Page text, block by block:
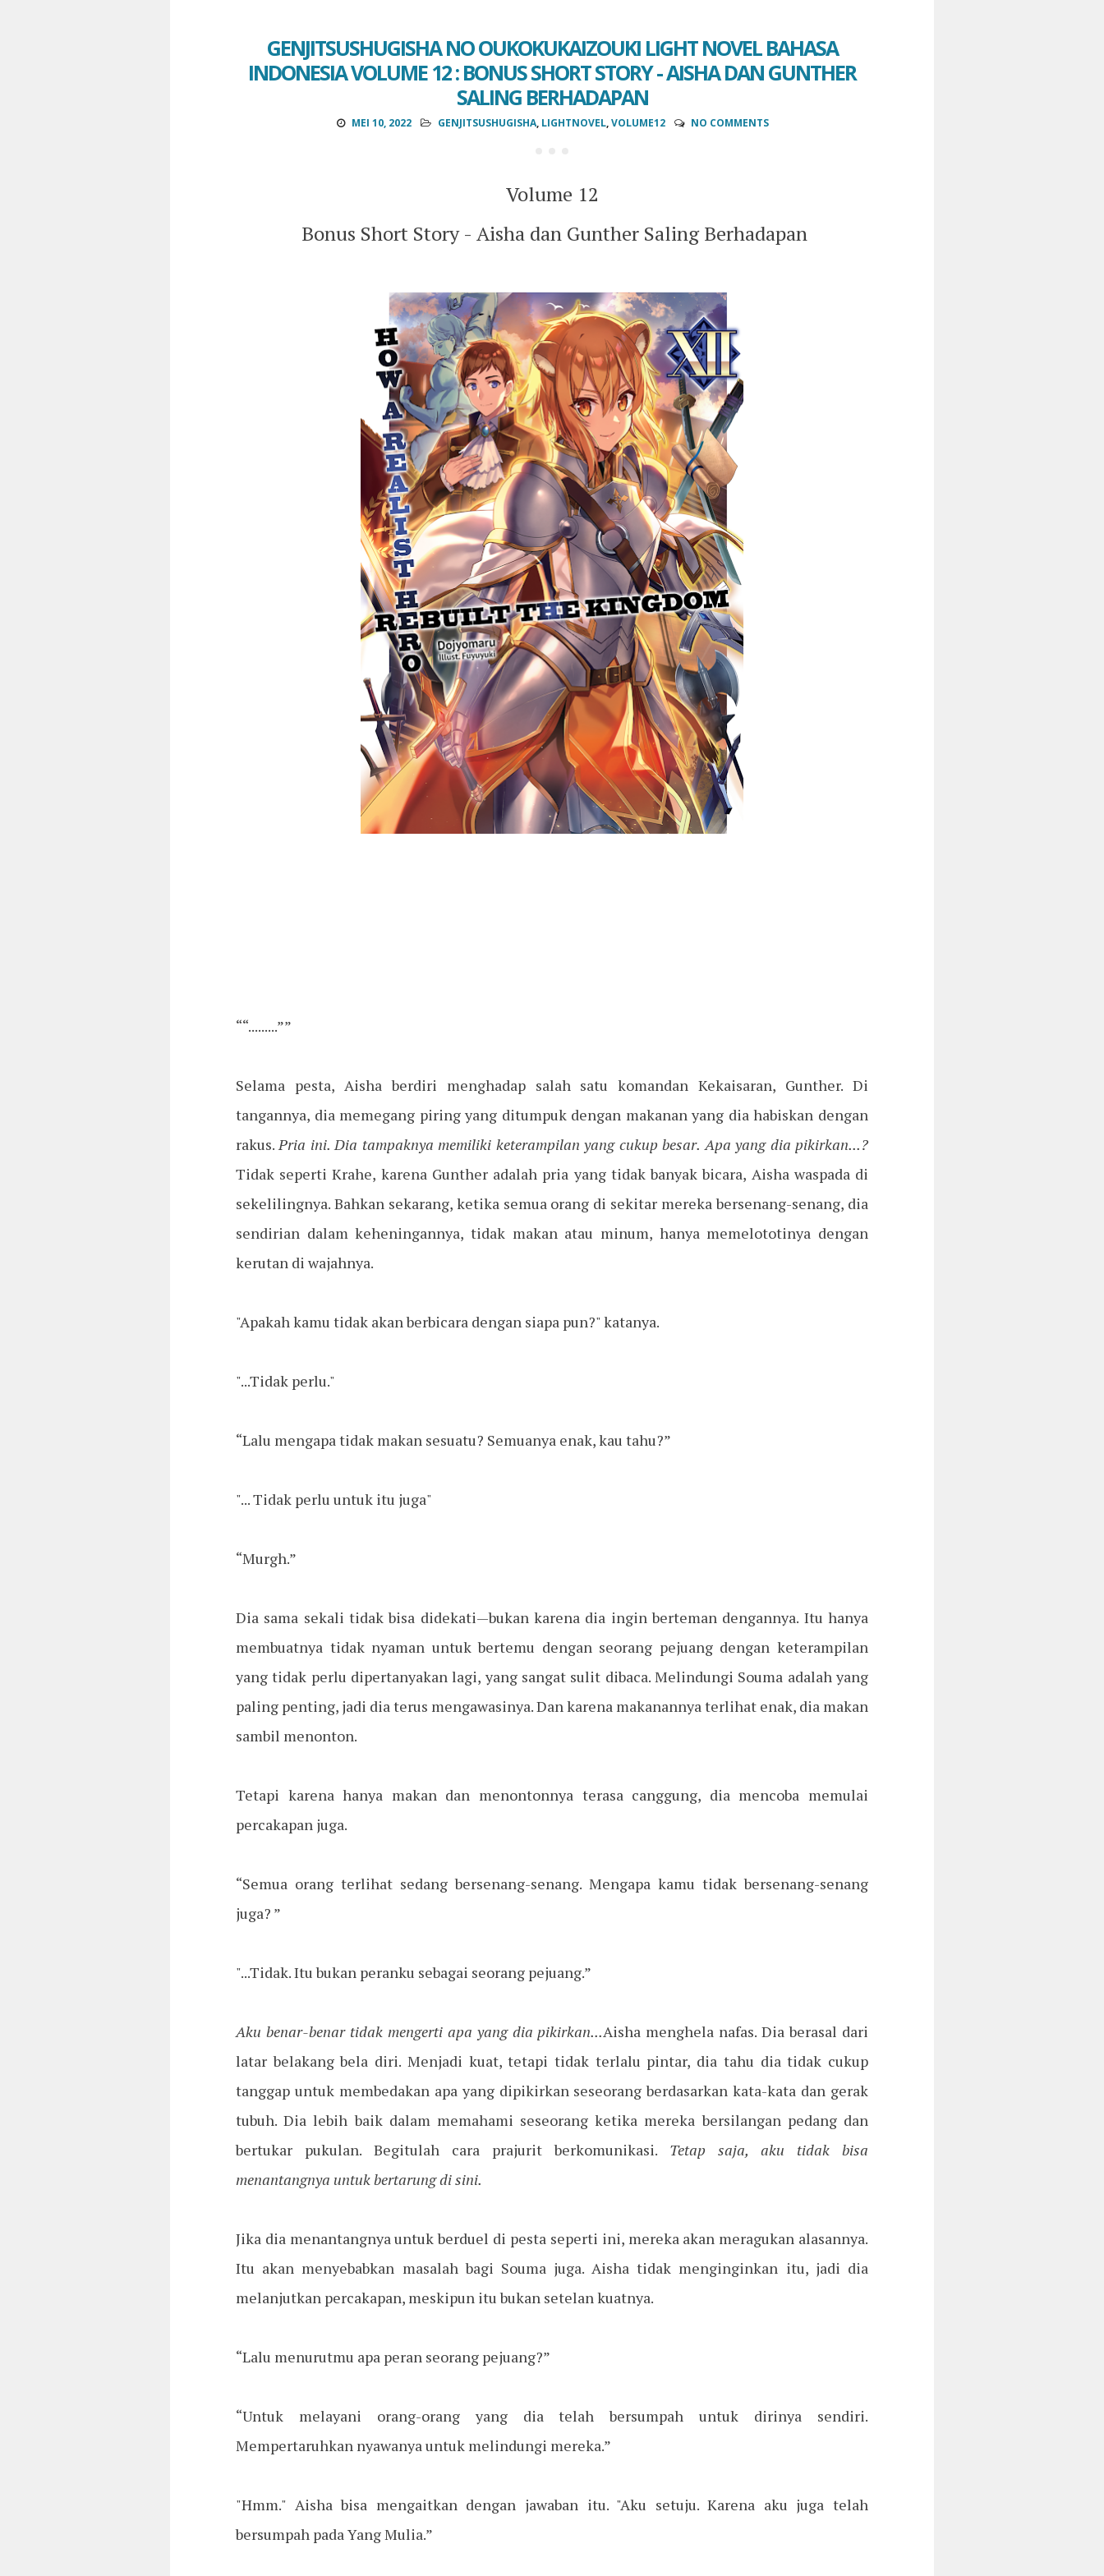
GENJITSUSHUGISHA NO OUKOKUKAIZOUKI LIGHT NOVEL BAHASA
INDONESIA VOLUME 12 : BONUS SHORT STORY - AISHA DAN GUNTHER
SALING BERHADAPAN
MEI 10, 2022 GENJITSUSHUGISHA, LIGHTNOVEL,VOLUME12 NO COMMENTS
Volume 12
Bonus Short Story - Aisha dan Gunther Saling Berhadapan
““.........””
Selama pesta, Aisha berdiri menghadap salah satu komandan Kekaisaran, Gunther. Di
tangannya, dia memegang piring yang ditumpuk dengan makanan yang dia habiskan dengan
rakus. Pria ini. Dia tampaknya memiliki keterampilan yang cukup besar. Apa yang dia pikirkan...?
Tidak seperti Krahe, karena Gunther adalah pria yang tidak banyak bicara, Aisha waspada di
sekelilingnya. Bahkan sekarang, ketika semua orang di sekitar mereka bersenang-senang, dia
sendirian dalam keheningannya, tidak makan atau minum, hanya memelototinya dengan
kerutan di wajahnya.
"Apakah kamu tidak akan berbicara dengan siapa pun?" katanya.
"...Tidak perlu."
“Lalu mengapa tidak makan sesuatu? Semuanya enak, kau tahu?”
"... Tidak perlu untuk itu juga"
“Murgh.”
Dia sama sekali tidak bisa didekati—bukan karena dia ingin berteman dengannya. Itu hanya
membuatnya tidak nyaman untuk bertemu dengan seorang pejuang dengan keterampilan
yang tidak perlu dipertanyakan lagi, yang sangat sulit dibaca. Melindungi Souma adalah yang
paling penting, jadi dia terus mengawasinya. Dan karena makanannya terlihat enak, dia makan
sambil menonton.
Tetapi karena hanya makan dan menontonnya terasa canggung, dia mencoba memulai
percakapan juga.
“Semua orang terlihat sedang bersenang-senang. Mengapa kamu tidak bersenang-senang
juga? ”
"...Tidak. Itu bukan peranku sebagai seorang pejuang.”
Aku benar-benar tidak mengerti apa yang dia pikirkan...Aisha menghela nafas. Dia berasal dari
latar belakang bela diri. Menjadi kuat, tetapi tidak terlalu pintar, dia tahu dia tidak cukup
tanggap untuk membedakan apa yang dipikirkan seseorang berdasarkan kata-kata dan gerak
tubuh. Dia lebih baik dalam memahami seseorang ketika mereka bersilangan pedang dan
bertukar pukulan. Begitulah cara prajurit berkomunikasi. Tetap saja, aku tidak bisa
menantangnya untuk bertarung di sini.
Jika dia menantangnya untuk berduel di pesta seperti ini, mereka akan meragukan alasannya.
Itu akan menyebabkan masalah bagi Souma juga. Aisha tidak menginginkan itu, jadi dia
melanjutkan percakapan, meskipun itu bukan setelan kuatnya.
“Lalu menurutmu apa peran seorang pejuang?”
“Untuk melayani orang-orang yang dia telah bersumpah untuk dirinya sendiri.
Mempertaruhkan nyawanya untuk melindungi mereka.”
"Hmm." Aisha bisa mengaitkan dengan jawaban itu. "Aku setuju. Karena aku juga telah
bersumpah pada Yang Mulia.”